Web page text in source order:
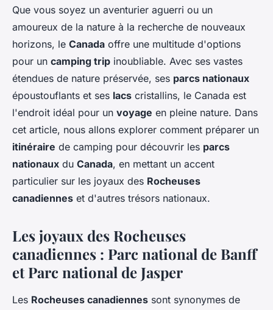
Comment préparer un
itinéraire de camping pour
découvrir les parcs nationaux
du Canada?
Alix•30 juin 2024•7 min de lecture
Que vous soyez un aventurier aguerri ou un
amoureux de la nature à la recherche de nouveaux
horizons, le Canada offre une multitude d'options
pour un camping trip inoubliable. Avec ses vastes
étendues de nature préservée, ses parcs nationaux
époustouflants et ses lacs cristallins, le Canada est
l'endroit idéal pour un voyage en pleine nature. Dans
cet article, nous allons explorer comment préparer un
itinéraire de camping pour découvrir les parcs
nationaux du Canada, en mettant un accent
particulier sur les joyaux des Rocheuses
canadiennes et d'autres trésors nationaux.
Les joyaux des Rocheuses
canadiennes : Parc national de Banff
et Parc national de Jasper
Les Rocheuses canadiennes sont synonymes de